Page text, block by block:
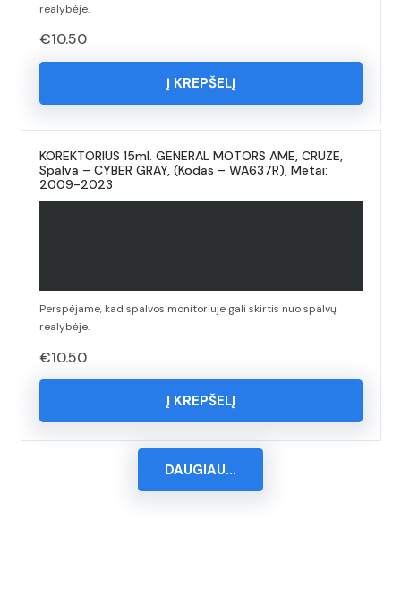
realybėje.
€10.50
Į KREPŠELĮ
KOREKTORIUS 15ml. GENERAL MOTORS AME, CRUZE,
Spalva – CYBER GRAY, (Kodas – WA637R), Metai:
2009-2023
Perspėjame, kad spalvos monitoriuje gali skirtis nuo spalvų
realybėje.
€10.50
Į KREPŠELĮ
DAUGIAU...